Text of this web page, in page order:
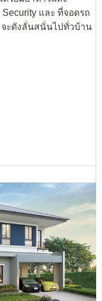
และ ที่จอดรถ
จะดังลั่นสนั่นไปทั่วบ้าน